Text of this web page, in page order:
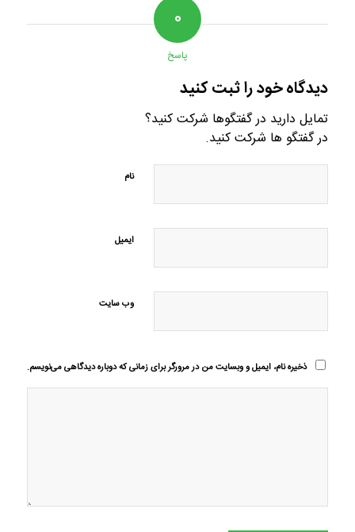
۰
پاسخ
دیدگاه خود را ثبت کنید
تمایل دارید در گفتگوها شرکت کنید؟
در گفتگو ها شرکت کنید.
نام
ایمیل
وب‌ سایت
ذخیره نام، ایمیل و وبسایت من در مرورگر برای زمانی که دوباره دیدگاهی می‌نویسم.